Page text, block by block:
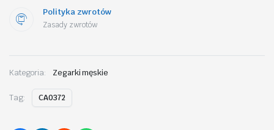
Polityka zwrotów
Zasady zwrotów
Kategoria: Zegarki męskie
Tag: CA0372